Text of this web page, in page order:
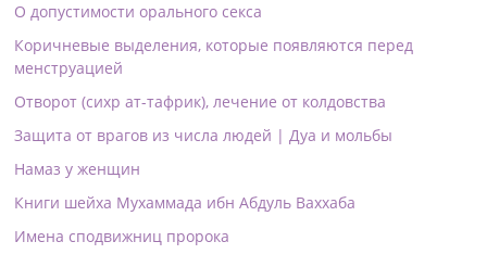
О допустимости орального секса
Коричневые выделения, которые появляются перед
менструацией
Отворот (сихр ат-тафрик), лечение от колдовства
Защита от врагов из числа людей | Дуа и мольбы
Намаз у женщин
Книги шейха Мухаммада ибн Абдуль Ваххаба
Имена сподвижниц пророка